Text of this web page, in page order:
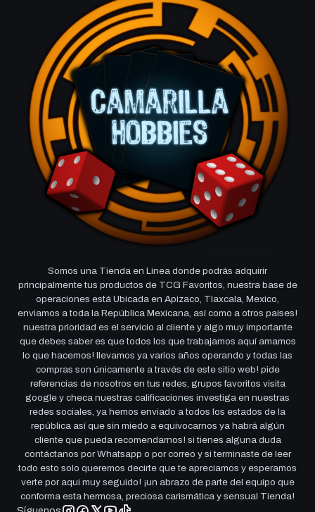
Somos una Tienda en Linea donde podrás adquirir
principalmente tus productos de TCG Favoritos, nuestra base de
operaciones está Ubicada en Apizaco, Tlaxcala, Mexico,
enviamos a toda la República Mexicana, así como a otros países!
nuestra prioridad es el servicio al cliente y algo muy importante
que debes saber es que todos los que trabajamos aquí amamos
lo que hacemos! llevamos ya varios años operando y todas las
compras son únicamente a través de este sitio web! pide
referencias de nosotros en tus redes, grupos favoritos visita
google y checa nuestras calificaciones investiga en nuestras
redes sociales, ya hemos enviado a todos los estados de la
república así que sin miedo a equivocarnos ya habrá algún
cliente que pueda recomendarnos! si tienes alguna duda
contáctanos por Whatsapp o por correo y si terminaste de leer
todo esto solo queremos decirte que te apreciamos y esperamos
verte por aqui muy seguido! ¡un abrazo de parte del equipo que
conforma esta hermosa, preciosa carismática y sensual Tienda!